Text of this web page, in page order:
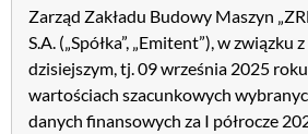
Zarząd Zakładu Budowy Maszyn
S.A. („Spółka”, „Emitent”), w
dzisiejszym, tj. 09 września 2025
wartościach szacunkowych
danych finansowych za I półrocze